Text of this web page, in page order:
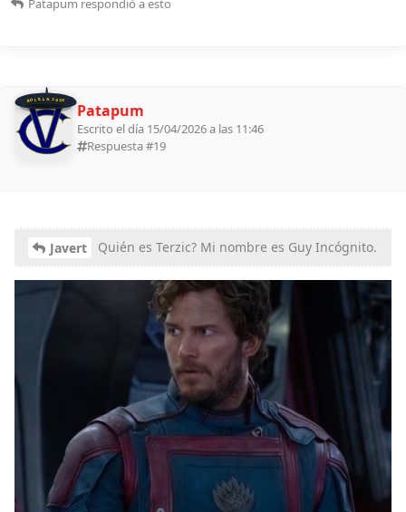
BOLILLA 2026 Patapum
Escrito el día 15/04/2026 a las 11:46
Respuesta #19
Javert Quién es Terzic? Mi nombre es Guy Incógnito.